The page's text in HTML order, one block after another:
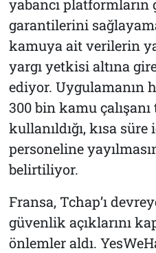
yabancı
garantilerini
kamuya ait verilerin
yargı yetkisi altına
ediyor. Uygulamanın
300 bin kamu
kullanıldığı, kısa
personeline
belirtiliyor.
Fransa, Tchap’ı
güvenlik açıklarını
önlemler aldı.